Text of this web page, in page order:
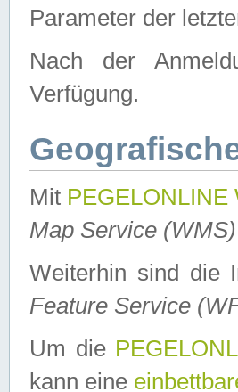
Parameter der
Nach der
Verfügung.
Mit PEGELONLINE
Map Service (WMS)
Weiterhin sind die
Feature Service
Um die
kann eine